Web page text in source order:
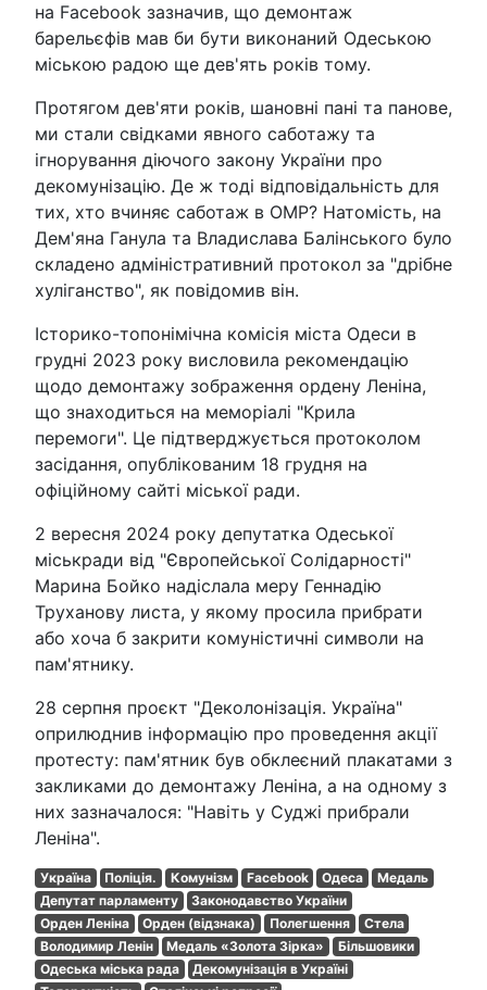
на Facebook зазначив, що демонтаж
барельєфів мав би бути виконаний Одеською
міською радою ще дев'ять років тому.
Протягом дев'яти років, шановні пані та панове,
ми стали свідками явного саботажу та
ігнорування діючого закону України про
декомунізацію. Де ж тоді відповідальність для
тих, хто вчиняє саботаж в ОМР? Натомість, на
Дем'яна Ганула та Владислава Балінського було
складено адміністративний протокол за "дрібне
хуліганство", як повідомив він.
Історико-топонімічна комісія міста Одеси в
грудні 2023 року висловила рекомендацію
щодо демонтажу зображення ордену Леніна,
що знаходиться на меморіалі "Крила
перемоги". Це підтверджується протоколом
засідання, опублікованим 18 грудня на
офіційному сайті міської ради.
2 вересня 2024 року депутатка Одеської
міськради від "Європейської Солідарності"
Марина Бойко надіслала меру Геннадію
Труханову листа, у якому просила прибрати
або хоча б закрити комуністичні символи на
пам'ятнику.
28 серпня проєкт "Деколонізація. Україна"
оприлюднив інформацію про проведення акції
протесту: пам'ятник був обклеєний плакатами з
закликами до демонтажу Леніна, а на одному з
них зазначалося: "Навіть у Суджі прибрали
Леніна".
Україна Поліція. Комунізм Facebook Одеса
Медаль
Депутат парламенту
Законодавство України
Орден Леніна
Орден (відзнака) Полегшення
Стела
Володимир Ленін
Медаль «Золота Зірка»
Більшовики
Одеська міська рада
Декомунізація в Україні